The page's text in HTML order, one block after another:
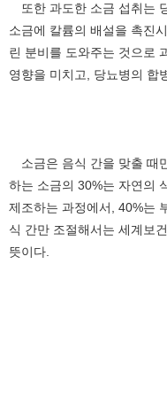
또한 과도한 소금 섭취는
소금에 칼륨의 배설을 촉진
린 분비를 도와주는 것으로
영향을 미치고, 당뇨병의 합
소금은 음식 간을 맞출 때
하는 소금의 30%는 자연의
제조하는 과정에서, 40%는
식 간만 조절해서는 세계보
뜻이다.